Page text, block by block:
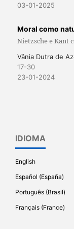
03-01-2025
Moral como
Nietzsche e Kant
Vânia Dutra de
17-30
23-01-2024
IDIOMA
English
Español (España)
Português (Brasil)
Français (France)